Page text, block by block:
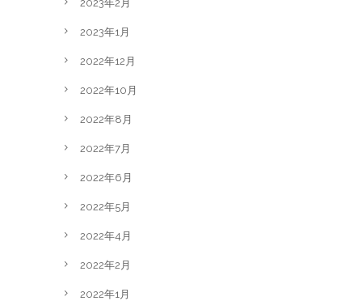
2023年2月
2023年1月
2022年12月
2022年10月
2022年8月
2022年7月
2022年6月
2022年5月
2022年4月
2022年2月
2022年1月